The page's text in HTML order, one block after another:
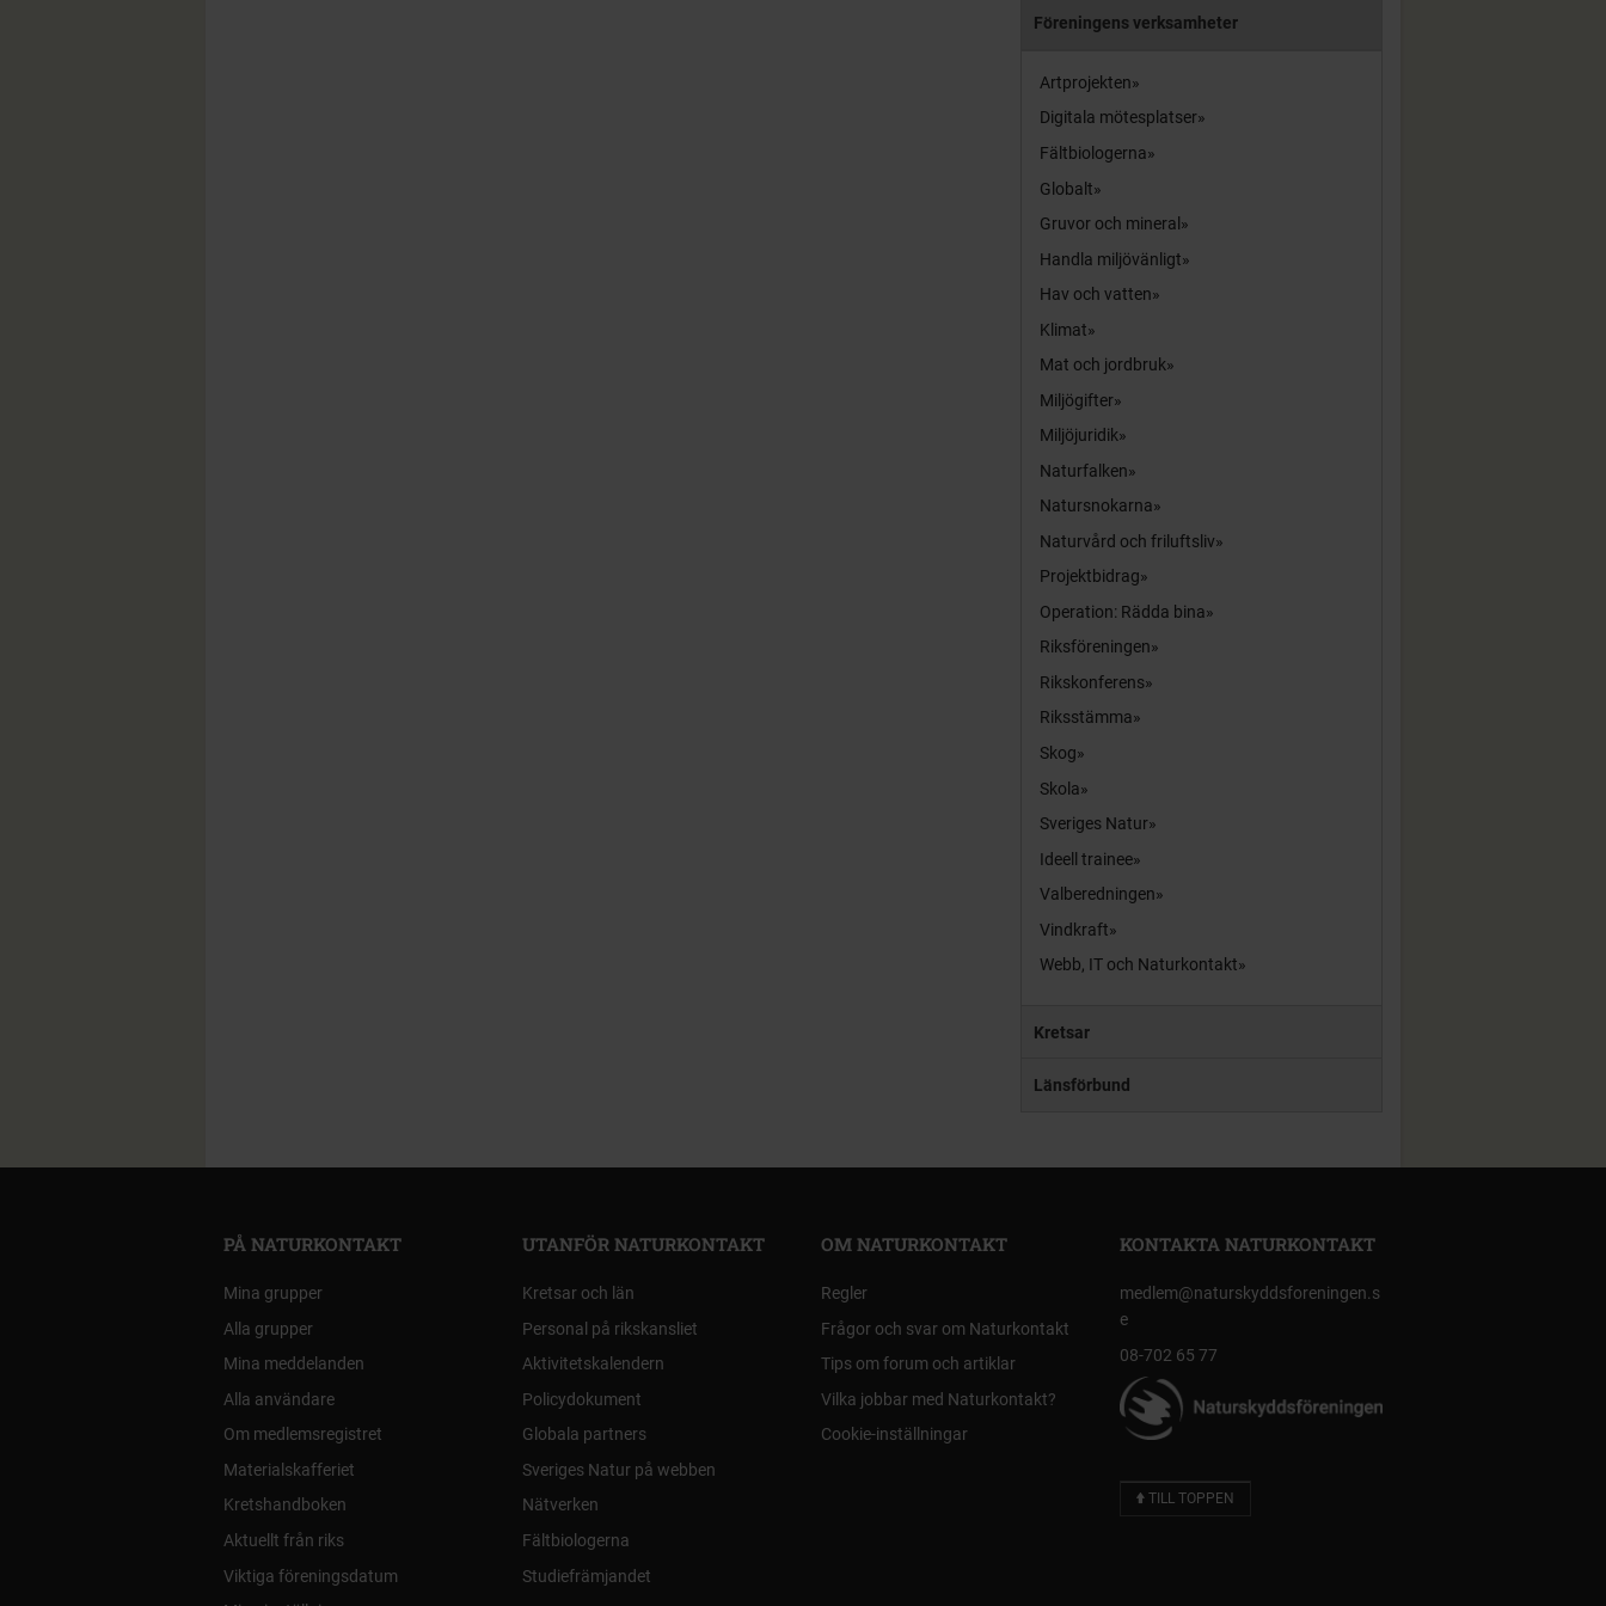
Föreningens verksamheter
Artprojekten
Digitala mötesplatser
Fältbiologerna
Globalt
Gruvor och mineral
Handla miljövänligt
Hav och vatten
Klimat
Mat och jordbruk
Miljögifter
Miljöjuridik
Naturfalken
Natursnokarna
Naturvård och friluftsliv
Projektbidrag
Operation: Rädda bina
Riksföreningen
Rikskonferens
Riksstämma
Skog
Skola
Sveriges Natur
Ideell trainee
Valberedningen
Vindkraft
Webb, IT och Naturkontakt
Kretsar
Länsförbund
PÅ NATURKONTAKT
Mina grupper
Alla grupper
Mina meddelanden
Alla användare
Om medlemsregistret
Materialskafferiet
Kretshandboken
Aktuellt från riks
Viktiga föreningsdatum
UTANFÖR NATURKONTAKT
Kretsar och län
Personal på rikskansliet
Aktivitetskalendern
Policydokument
Globala partners
Sveriges Natur på webben
Nätverken
Fältbiologerna
Studiefrämjandet
OM NATURKONTAKT
Regler
Frågor och svar om Naturkontakt
Tips om forum och artiklar
Vilka jobbar med Naturkontakt?
Cookie-inställningar
KONTAKTA NATURKONTAKT
medlem@naturskyddsforeningen.s
e
08-702 65 77
TILL TOPPEN